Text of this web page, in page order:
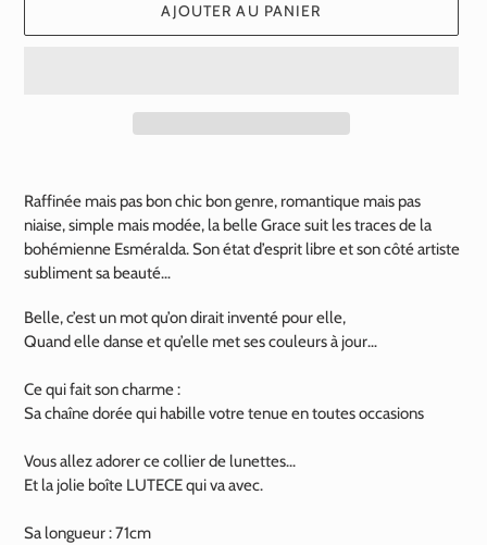
AJOUTER AU PANIER
d'un
produit
à
votre
Raffinée mais pas bon chic bon genre, romantique mais pas
niaise, simple mais modée, la belle Grace suit les traces de la
bohémienne Esméralda. Son état d’esprit libre et son côté artiste
subliment sa beauté…
Belle, c’est un mot qu’on dirait inventé pour elle,
Quand elle danse et qu’elle met ses couleurs à jour…
Ce qui fait son charme :
Sa chaîne dorée qui habille votre tenue en toutes occasions
Vous allez adorer ce collier de lunettes...
Et la jolie boîte LUTECE qui va avec.
Sa longueur : 71cm